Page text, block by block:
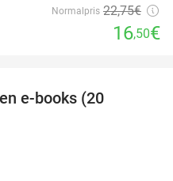
Normalpris 22,75€
16,50€
e-books (20